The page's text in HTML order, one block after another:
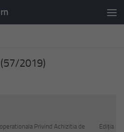
2019)
Privind Achizitia de
Ediția